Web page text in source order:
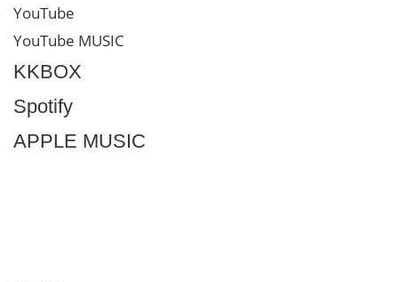
YouTube
YouTube MUSIC
KKBOX
Spotify
APPLE MUSIC